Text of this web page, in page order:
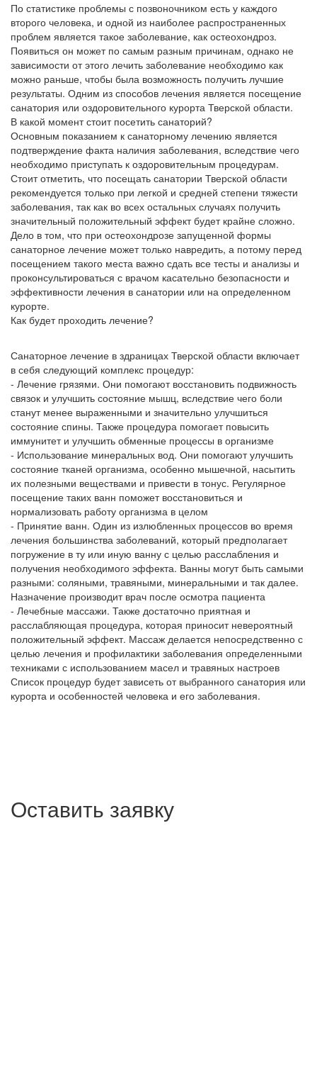
По статистике проблемы с позвоночником есть у каждого
второго человека, и одной из наиболее распространенных
проблем является такое заболевание, как остеохондроз.
Появиться он может по самым разным причинам, однако не
зависимости от этого лечить заболевание необходимо как
можно раньше, чтобы была возможность получить лучшие
результаты. Одним из способов лечения является посещение
санатория или оздоровительного курорта Тверской области.
В какой момент стоит посетить санаторий?
Основным показанием к санаторному лечению является
подтверждение факта наличия заболевания, вследствие чего
необходимо приступать к оздоровительным процедурам.
Стоит отметить, что посещать санатории Тверской области
рекомендуется только при легкой и средней степени тяжести
заболевания, так как во всех остальных случаях получить
значительный положительный эффект будет крайне сложно.
Дело в том, что при остеохондрозе запущенной формы
санаторное лечение может только навредить, а потому перед
посещением такого места важно сдать все тесты и анализы и
проконсультироваться с врачом касательно безопасности и
эффективности лечения в санатории или на определенном
курорте.
Как будет проходить лечение?
Санаторное лечение в здраницах Тверской области включает
в себя следующий комплекс процедур:
- Лечение грязями. Они помогают восстановить подвижность
связок и улучшить состояние мышц, вследствие чего боли
станут менее выраженными и значительно улучшиться
состояние спины. Также процедура помогает повысить
иммунитет и улучшить обменные процессы в организме
- Использование минеральных вод. Они помогают улучшить
состояние тканей организма, особенно мышечной, насытить
их полезными веществами и привести в тонус. Регулярное
посещение таких ванн поможет восстановиться и
нормализовать работу организма в целом
- Принятие ванн. Один из излюбленных процессов во время
лечения большинства заболеваний, который предполагает
погружение в ту или иную ванну с целью расслабления и
получения необходимого эффекта. Ванны могут быть самыми
разными: соляными, травяными, минеральными и так далее.
Назначение производит врач после осмотра пациента
- Лечебные массажи. Также достаточно приятная и
расслабляющая процедура, которая приносит невероятный
положительный эффект. Массаж делается непосредственно с
целью лечения и профилактики заболевания определенными
техниками с использованием масел и травяных настроев
Список процедур будет зависеть от выбранного санатория или
курорта и особенностей человека и его заболевания.
Оставить заявку